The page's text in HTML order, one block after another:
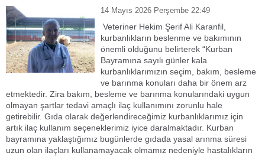
14 Mayıs 2026 Perşembe 22:49
Veteriner Hekim Şerif Ali Karanfil,
kurbanlıkların beslenme ve bakımının
önemli olduğunu belirterek “Kurban
Bayramına sayılı günler kala
kurbanlıklarımızın seçim, bakım, besleme
ve barınma konuları daha bir önem arz
etmektedir. Zira bakım, besleme ve barınma konularındaki uygun
olmayan şartlar tedavi amaçlı ilaç kullanımını zorunlu hale
getirebilir. Gıda olarak değerlendireceğimiz kurbanlıklarımız için
artık ilaç kullanım seçeneklerimiz iyice daralmaktadır. Kurban
bayramına yaklaştığımız bugünlerde gıdada yasal arınma süresi
uzun olan ilaçları kullanamayacak olmamız nedeniyle hastalıkların